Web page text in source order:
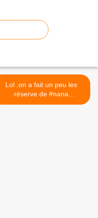
Lol ,on a fait un peu les
réserve de #nana
#lemondedezazambpz